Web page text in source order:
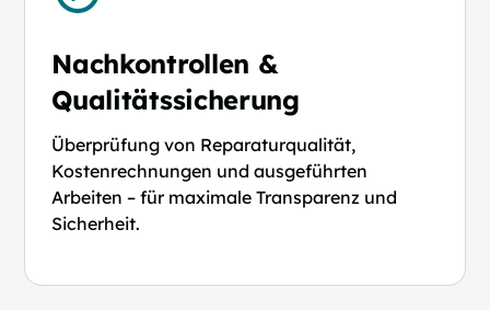
Nachkontrollen &
Qualitätssicherung
Überprüfung von Reparaturqualität,
Kostenrechnungen und ausgeführten
Arbeiten – für maximale Transparenz und
Sicherheit.